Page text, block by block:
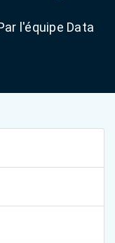
l'équipe Data